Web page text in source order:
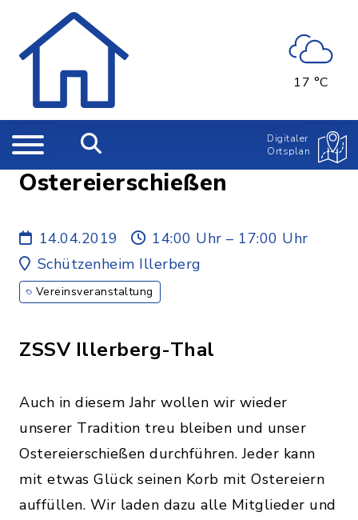
17 °C
Digitaler
Ortsplan
Ostereierschießen
14.04.2019
14:00 Uhr – 17:00 Uhr
Schützenheim Illerberg
Vereinsveranstaltung
ZSSV Illerberg-Thal
Auch in diesem Jahr wollen wir wieder
unserer Tradition treu bleiben und unser
Ostereierschießen durchführen. Jeder kann
mit etwas Glück seinen Korb mit Ostereiern
auffüllen. Wir laden dazu alle Mitglieder und